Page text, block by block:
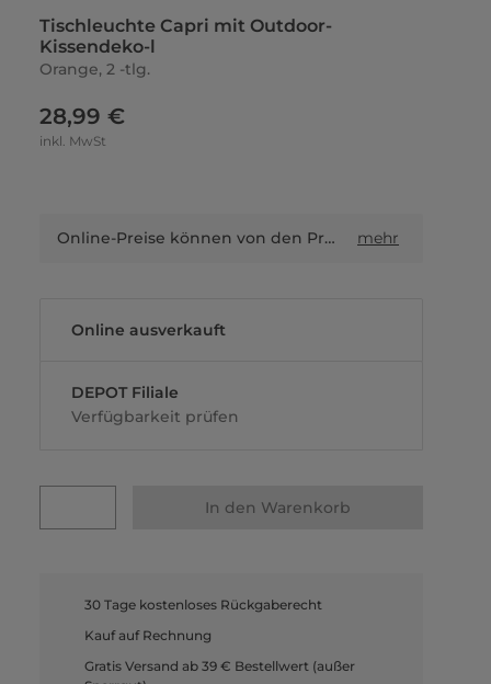
Tischleuchte Capri mit Outdoor-
Kissendeko-l
Orange, 2 -tlg.
28,99 €
inkl. MwSt
Online-Preise können von den Preisen in Filialen sowie Shop-in-Shop-Flächen abweichen. mehr
Online ausverkauft
DEPOT Filiale
Verfügbarkeit prüfen
In den Warenkorb
30 Tage kostenloses Rückgaberecht
Kauf auf Rechnung
Gratis Versand ab 39 € Bestellwert (außer